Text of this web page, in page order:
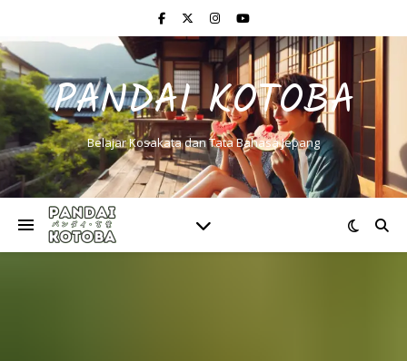
PANDAI KOTOBA
Belajar Kosakata dan Tata Bahasa Jepang